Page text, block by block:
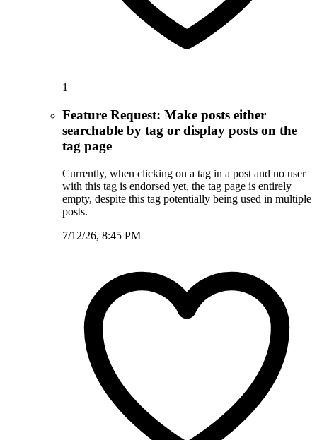
1
Feature Request: Make posts either
searchable by tag or display posts on the
tag page
Currently, when clicking on a tag in a post and no user
with this tag is endorsed yet, the tag page is entirely
empty, despite this tag potentially being used in multiple
posts.
7/12/26, 8:45 PM